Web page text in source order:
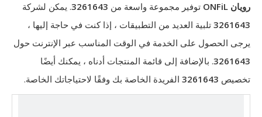
رويان ONFiL
توفير مجموعة واسعة من 3261643. يمكن لشركة
3261643 تلبية العديد من التطبيقات ، إذا كنت في حاجة إليها ،
يرجى الحصول على الخدمة في الوقت المناسب عبر الإنترنت حول
3261643. بالإضافة إلى قائمة المنتجات أدناه ، يمكنك أيضًا
تخصيص 3261643 الفريدة الخاصة بك وفقًا لاحتياجاتك الخاصة.